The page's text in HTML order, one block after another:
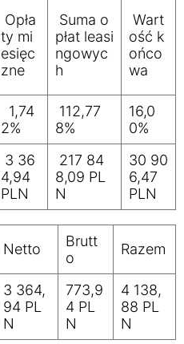
Opła
ty mi
esięc
zne
Suma o
płat leasi
ngowyc
h
Wart
ość k
ońco
wa
1,74
2%
112,77
8%
16,0
0%
3 36
4,94
PLN
217 84
8,09 PL
N
30 90
6,47
PLN
Netto
Brutt
o
Razem
3 364,
94 PL
N
773,9
4 PL
N
4 138,
88 PL
N